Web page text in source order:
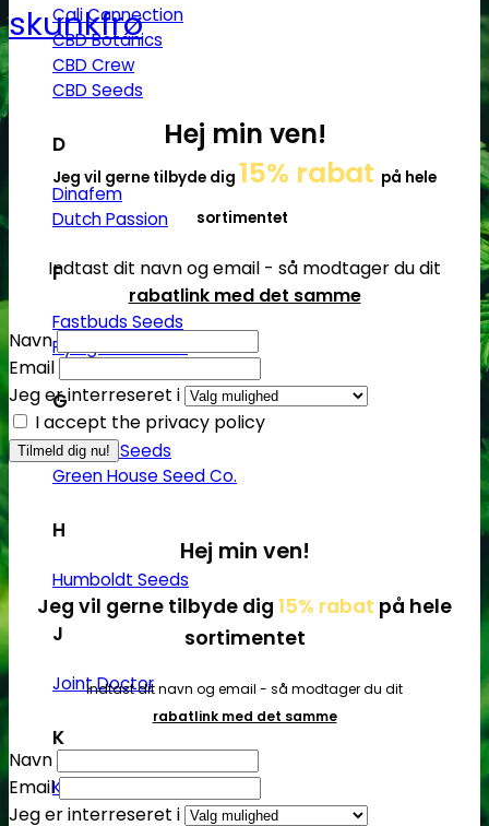
Cali Connection
CBD Botanics
CBD Crew
CBD Seeds
D
Dinafem
Dutch Passion
F
Fastbuds Seeds
Flying Dutchmen
G
Genetik Seeds
Green House Seed Co.
H
Humboldt Seeds
J
Joint Doctor
K
Kannabia
skunkfrø
Hej min ven!
Jeg vil gerne tilbyde dig 15% rabat på hele
sortimentet
Indtast dit navn og email - så modtager du dit
rabatlink med det samme
Navn
Email
Jeg er interreseret i
I accept the privacy policy
Hej min ven!
Jeg vil gerne tilbyde dig 15% rabat på hele
sortimentet
Indtast dit navn og email - så modtager du dit
rabatlink med det samme
Navn
Email
Jeg er interreseret i